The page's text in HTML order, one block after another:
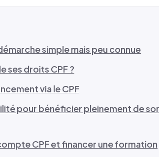
simple mais peu connue
ses droits CPF ?
via le CPF
pour bénéficier pleinement de
CPF et financer une formation